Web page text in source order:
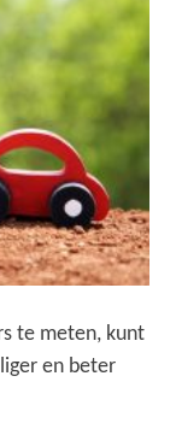
te meten, kunt
en beter